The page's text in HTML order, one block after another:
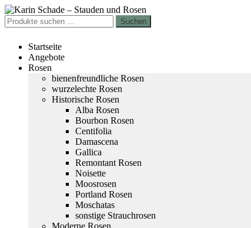
Zur
Navigation
springen
Zum
Inhalt
springen
Suchen
nach:
Suchen
Startseite
Angebote
Rosen
bienenfreundliche Rosen
wurzelechte Rosen
Historische Rosen
Alba Rosen
Bourbon Rosen
Centifolia
Damascena
Gallica
Remontant Rosen
Noisette
Moosrosen
Portland Rosen
Moschatas
sonstige Strauchrosen
Moderne Rosen